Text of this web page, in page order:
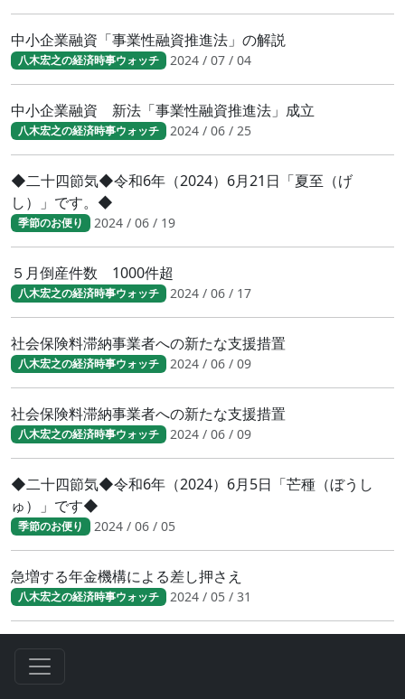
中小企業融資「事業性融資推進法」の解説
八木宏之の経済時事ウォッチ 2024 / 07 / 04
中小企業融資 新法「事業性融資推進法」成立
八木宏之の経済時事ウォッチ 2024 / 06 / 25
◆二十四節気◆令和6年（2024）6月21日「夏至（げ
し）」です。◆
季節のお便り 2024 / 06 / 19
５月倒産件数 1000件超
八木宏之の経済時事ウォッチ 2024 / 06 / 17
社会保険料滞納事業者への新たな支援措置
八木宏之の経済時事ウォッチ 2024 / 06 / 09
社会保険料滞納事業者への新たな支援措置
八木宏之の経済時事ウォッチ 2024 / 06 / 09
◆二十四節気◆令和6年（2024）6月5日「芒種（ぼうし
ゅ）」です◆
季節のお便り 2024 / 06 / 05
急増する年金機構による差し押さえ
八木宏之の経済時事ウォッチ 2024 / 05 / 31
八木宏之の経済時事ウォッチ